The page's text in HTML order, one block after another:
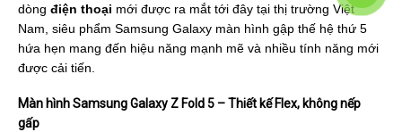
dòng điện thoại mới được ra mắt tới đây tại thị trường Việt
Nam, siêu phẩm Samsung Galaxy màn hình gập thế hệ thứ 5
hứa hẹn mang đến hiệu năng mạnh mẽ và nhiều tính năng mới
được cải tiến.
Màn hình Samsung Galaxy Z Fold 5 – Thiết kế Flex, không nếp
gấp